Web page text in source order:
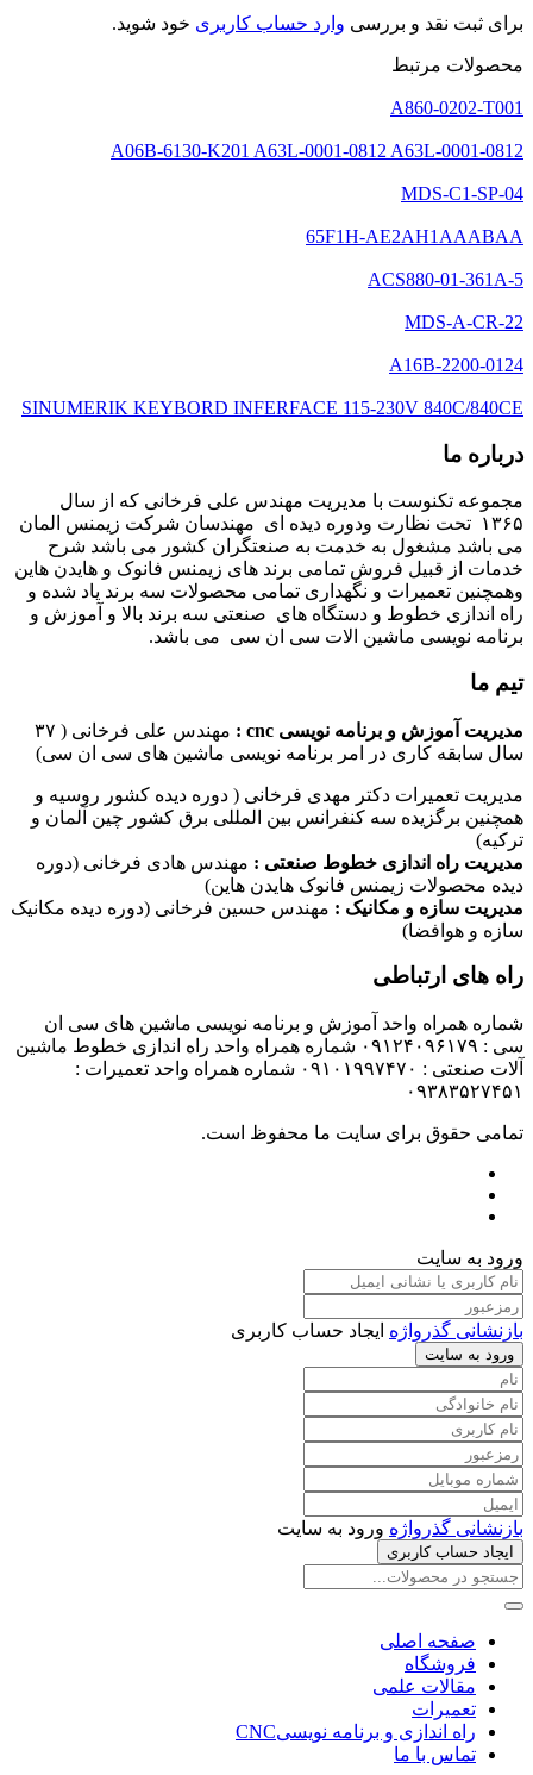
برای ثبت نقد و بررسی وارد حساب کاربری خود شوید.
محصولات مرتبط
A860-0202-T001
A06B-6130-K201 A63L-0001-0812 A63L-0001-0812
MDS-C1-SP-04
65F1H-AE2AH1AAABAA
ACS880-01-361A-5
MDS-A-CR-22
A16B-2200-0124
SINUMERIK KEYBORD INFERFACE 115-230V 840C/840CE
درباره ما
مجموعه تکنوست با مدیریت مهندس علی فرخانی که از سال
۱۳۶۵ تحت نظارت ودوره دیده ای مهندسان شرکت زیمنس المان
می باشد مشغول به خدمت به صنعتگران کشور می باشد شرح
خدمات از قبیل فروش تمامی برند های زیمنس فانوک و هایدن هاین
وهمچنین تعمیرات و نگهداری تمامی محصولات سه برند یاد شده و
راه اندازی خطوط و دستگاه های صنعتی سه برند بالا و آموزش و
برنامه نویسی ماشین الات سی ان سی می باشد.
تیم ما
مدیریت آموزش و برنامه نویسی cnc :
مهندس علی فرخانی ( ۳۷
سال سابقه کاری در امر برنامه نویسی ماشین های سی ان سی)
مدیریت تعمیرات دکتر مهدی فرخانی ( دوره دیده کشور روسیه و
همچنین برگزیده سه کنفرانس بین المللی برق کشور چین آلمان و
ترکیه)
مدیریت راه اندازی خطوط صنعتی : مهندس هادی فرخانی (دوره
دیده محصولات زیمنس فانوک هایدن هاین)
مدیریت سازه و مکانیک : مهندس حسین فرخانی (دوره دیده مکانیک
سازه و هوافضا)
راه های ارتباطی
شماره همراه واحد آموزش و برنامه نویسی ماشین های سی ان
سی : ۰۹۱۲۴۰۹۶۱۷۹ شماره همراه واحد راه اندازی خطوط ماشین
آلات صنعتی : ۰۹۱۰۱۹۹۷۴۷۰ شماره همراه واحد تعمیرات :
۰۹۳۸۳۵۲۷۴۵۱
تمامی حقوق برای سایت ما محفوظ است.
ورود به سایت
بازنشانی گذرواژه ایجاد حساب کاربری
ورود به سایت
بازنشانی گذرواژه ورود به سایت
ایجاد حساب کاربری
صفحه اصلی
فروشگاه
مقالات علمی
تعمیرات
راه اندازی و برنامه نویسیCNC
تماس با ما